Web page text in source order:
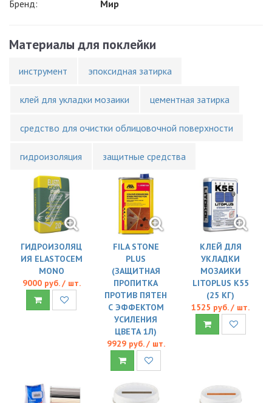
Бренд:
Мир
Материалы для поклейки
инструмент эпоксидная затирка
клей для укладки мозаики цементная затирка
средство для очистки облицовочной поверхности
гидроизоляция защитные средства
ГИДРОИЗОЛЯЦ
ИЯ ELASTOCEM
MONO
9000 руб. / шт.
FILA STONE
PLUS
(ЗАЩИТНАЯ
ПРОПИТКА
ПРОТИВ ПЯТЕН
С ЭФФЕКТОМ
УСИЛЕНИЯ
ЦВЕТА 1Л)
9929 руб. / шт.
КЛЕЙ ДЛЯ
УКЛАДКИ
МОЗАИКИ
LITOPLUS K55
(25 КГ)
1525 руб. / шт.